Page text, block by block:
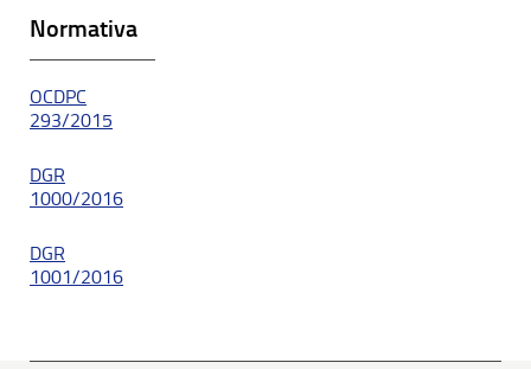
Normativa
OCDPC
293/2015
DGR
1000/2016
DGR
1001/2016